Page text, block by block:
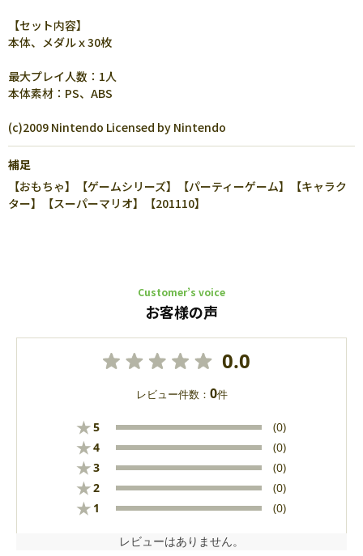
【セット内容】
本体、メダルｘ30枚
最大プレイ人数：1人
本体素材：PS、ABS
(c)2009 Nintendo Licensed by Nintendo
補足
【おもちゃ】【ゲームシリーズ】【パーティーゲーム】【キャラク
ター】【スーパーマリオ】【201110】
Customer’s voice
お客様の声
0.0
レビュー件数： 0件
★5 (0)
★4 (0)
★3 (0)
★2 (0)
★ 1 (0)
レビューはありません。